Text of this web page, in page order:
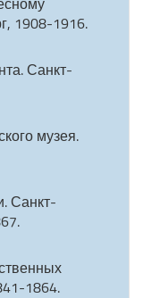
1908-1916.
Санкт-
музея.
Санкт-
1864.